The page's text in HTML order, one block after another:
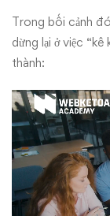
Trong bối cảnh
dừng lại ở việc
thành:
Video
Player